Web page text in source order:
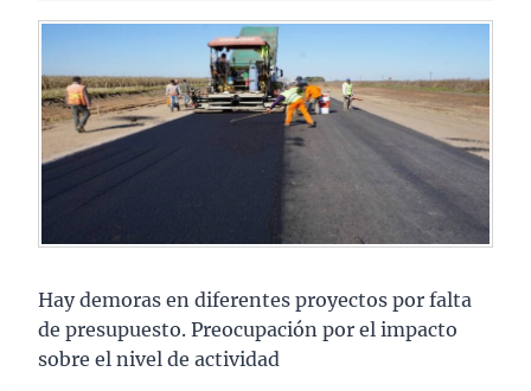
Hay demoras en diferentes proyectos por falta
de presupuesto. Preocupación por el impacto
sobre el nivel de actividad